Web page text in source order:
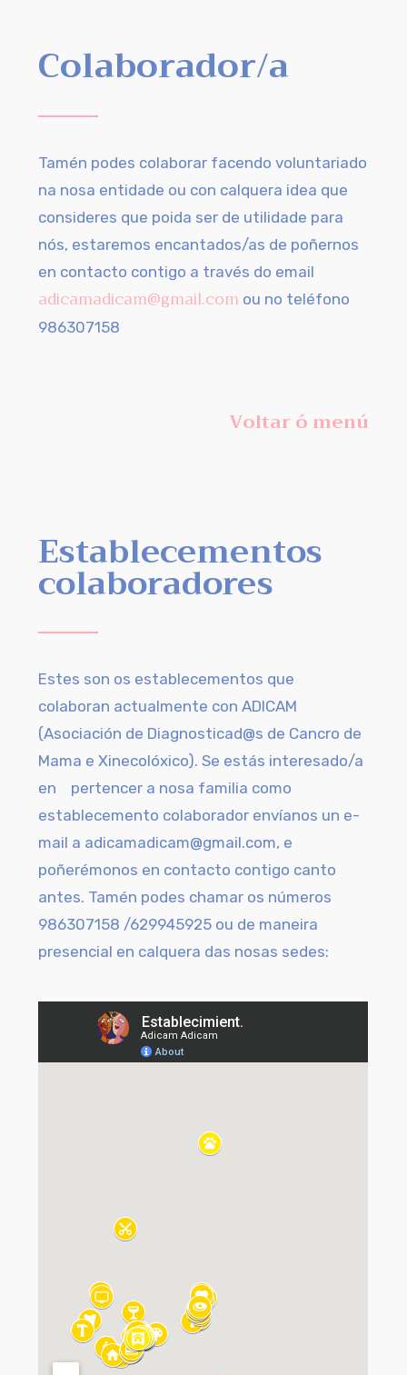
Colaborador/a
Tamén podes colaborar facendo voluntariado
na nosa entidade ou con calquera idea que
consideres que poida ser de utilidade para
nós, estaremos encantados/as de poñernos
en contacto contigo a través do email
adicamadicam@gmail.com ou no teléfono
986307158
Voltar ó menú
Establecementos
colaboradores
Estes son os establecementos que
colaboran actualmente con ADICAM
(Asociación de Diagnosticad@s de Cancro de
Mama e Xinecolóxico). Se estás interesado/a
en pertencer a nosa familia como
establecemento colaborador envíanos un e-
mail a adicamadicam@gmail.com, e
poñerémonos en contacto contigo canto
antes. Tamén podes chamar os números
986307158 /629945925 ou de maneira
presencial en calquera das nosas sedes: